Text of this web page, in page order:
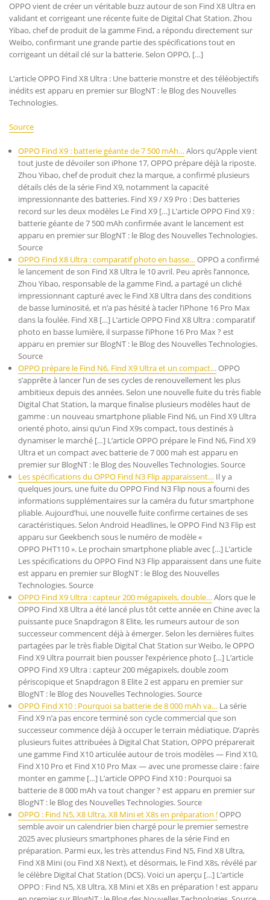
OPPO vient de créer un véritable buzz autour de son Find X8 Ultra en
validant et corrigeant une récente fuite de Digital Chat Station. Zhou
Yibao, chef de produit de la gamme Find, a répondu directement sur
Weibo, confirmant une grande partie des spécifications tout en
corrigeant un détail clé sur la batterie. Selon OPPO, […]
L’article OPPO Find X8 Ultra : Une batterie monstre et des téléobjectifs
inédits est apparu en premier sur BlogNT : le Blog des Nouvelles
Technologies.
Source
OPPO Find X9 : batterie géante de 7 500 mAh…Alors qu’Apple vient
tout juste de dévoiler son iPhone 17, OPPO prépare déjà la riposte.
Zhou Yibao, chef de produit chez la marque, a confirmé plusieurs
détails clés de la série Find X9, notamment la capacité
impressionnante des batteries. Find X9 / X9 Pro : Des batteries
record sur les deux modèles Le Find X9 […] L’article OPPO Find X9 :
batterie géante de 7 500 mAh confirmée avant le lancement est
apparu en premier sur BlogNT : le Blog des Nouvelles Technologies.
Source
OPPO Find X8 Ultra : comparatif photo en basse…OPPO a confirmé
le lancement de son Find X8 Ultra le 10 avril. Peu après l’annonce,
Zhou Yibao, responsable de la gamme Find, a partagé un cliché
impressionnant capturé avec le Find X8 Ultra dans des conditions
de basse luminosité, et n’a pas hésité à tacler l’iPhone 16 Pro Max
dans la foulée. Find X8 […] L’article OPPO Find X8 Ultra : comparatif
photo en basse lumière, il surpasse l’iPhone 16 Pro Max ? est
apparu en premier sur BlogNT : le Blog des Nouvelles Technologies.
Source
OPPO prépare le Find N6, Find X9 Ultra et un compact…OPPO
s’apprête à lancer l’un de ses cycles de renouvellement les plus
ambitieux depuis des années. Selon une nouvelle fuite du très fiable
Digital Chat Station, la marque finalise plusieurs modèles haut de
gamme : un nouveau smartphone pliable Find N6, un Find X9 Ultra
orienté photo, ainsi qu’un Find X9s compact, tous destinés à
dynamiser le marché […] L’article OPPO prépare le Find N6, Find X9
Ultra et un compact avec batterie de 7 000 mah est apparu en
premier sur BlogNT : le Blog des Nouvelles Technologies. Source
Les spécifications du OPPO Find N3 Flip apparaissent… Il y a
quelques jours, une fuite du OPPO Find N3 Flip nous a fourni des
informations supplémentaires sur la caméra du futur smartphone
pliable. Aujourd’hui, une nouvelle fuite confirme certaines de ses
caractéristiques. Selon Android Headlines, le OPPO Find N3 Flip est
apparu sur Geekbench sous le numéro de modèle «
OPPO PHT110 ». Le prochain smartphone pliable avec […] L’article
Les spécifications du OPPO Find N3 Flip apparaissent dans une fuite
est apparu en premier sur BlogNT : le Blog des Nouvelles
Technologies. Source
OPPO Find X9 Ultra : capteur 200 mégapixels, double…Alors que le
OPPO Find X8 Ultra a été lancé plus tôt cette année en Chine avec la
puissante puce Snapdragon 8 Elite, les rumeurs autour de son
successeur commencent déjà à émerger. Selon les dernières fuites
partagées par le très fiable Digital Chat Station sur Weibo, le OPPO
Find X9 Ultra pourrait bien pousser l’expérience photo […] L’article
OPPO Find X9 Ultra : capteur 200 mégapixels, double zoom
périscopique et Snapdragon 8 Elite 2 est apparu en premier sur
BlogNT : le Blog des Nouvelles Technologies. Source
OPPO Find X10 : Pourquoi sa batterie de 8 000 mAh va… La série
Find X9 n’a pas encore terminé son cycle commercial que son
successeur commence déjà à occuper le terrain médiatique. D’après
plusieurs fuites attribuées à Digital Chat Station, OPPO préparerait
une gamme Find X10 articulée autour de trois modèles — Find X10,
Find X10 Pro et Find X10 Pro Max — avec une promesse claire : faire
monter en gamme […] L’article OPPO Find X10 : Pourquoi sa
batterie de 8 000 mAh va tout changer ? est apparu en premier sur
BlogNT : le Blog des Nouvelles Technologies. Source
OPPO : Find N5, X8 Ultra, X8 Mini et X8s en préparation !OPPO
semble avoir un calendrier bien chargé pour le premier semestre
2025 avec plusieurs smartphones phares de la série Find en
préparation. Parmi eux, les très attendus Find N5, Find X8 Ultra,
Find X8 Mini (ou Find X8 Next), et désormais, le Find X8s, révélé par
le célèbre Digital Chat Station (DCS). Voici un aperçu […] L’article
OPPO : Find N5, X8 Ultra, X8 Mini et X8s en préparation ! est apparu